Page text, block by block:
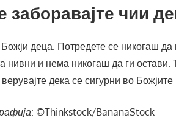
заборавајте чии
деца. Потредете се никогаш да
нивни и нема никогаш да ги остави.
дека се сигурни во Божјите
: ©Thinkstock/BananaStock